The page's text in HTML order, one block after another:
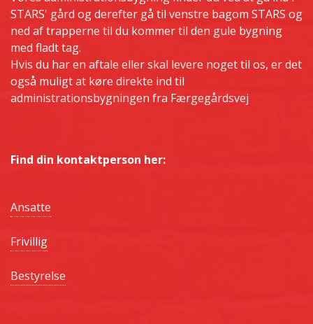
STARS' gård og derefter gå til venstre bagom STARS og
ned af trapperne til du kommer til den gule bygning
med fladt tag.
Hvis du har en aftale eller skal levere noget til os, er det
også muligt at køre direkte ind til
administrationsbygningen fra Færgegårdsvej
Find din kontaktperson her:
Ansatte
Frivillig
Bestyrelse